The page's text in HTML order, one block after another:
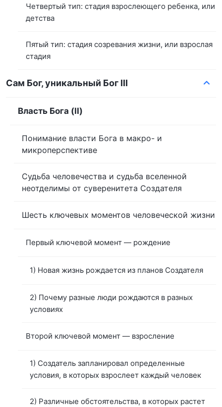
Четвертый тип: стадия взрослеющего ребенка, или
детства
Пятый тип: стадия созревания жизни, или взрослая
стадия
Сам Бог, уникальный Бог III
Власть Бога (II)
Понимание власти Бога в макро- и
микроперспективе
Судьба человечества и судьба вселенной
неотделимы от суверенитета Создателя
Шесть ключевых моментов человеческой жизни
Первый ключевой момент — рождение
1) Новая жизнь рождается из планов Создателя
2) Почему разные люди рождаются в разных
условиях
Второй ключевой момент — взросление
1) Создатель запланировал определенные
условия, в которых взрослеет каждый человек
2) Различные обстоятельства, в которых растет